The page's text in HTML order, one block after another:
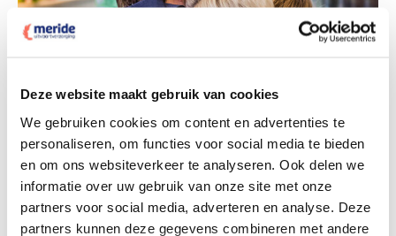
Deze website maakt gebruik van cookies
We gebruiken cookies om content en advertenties te
personaliseren, om functies voor social media te bieden
en om ons websiteverkeer te analyseren. Ook delen we
informatie over uw gebruik van onze site met onze
partners voor social media, adverteren en analyse. Deze
partners kunnen deze gegevens combineren met andere
Dit kost een crematie
Bekijk tarieven voor begrafenis